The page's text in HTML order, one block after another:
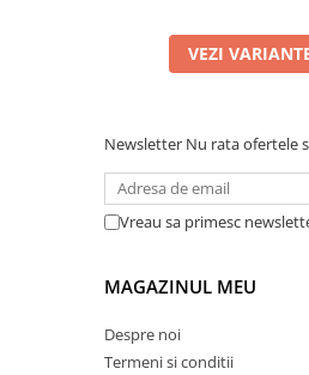
VEZI
Newsletter Nu rata ofertele
Vreau sa primesc
MAGAZINUL MEU
Despre noi
Termeni si conditii